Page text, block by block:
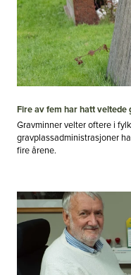
Fire av fem har hatt veltede
Gravminner velter oftere i
gravplassadministrasjoner
fire årene.